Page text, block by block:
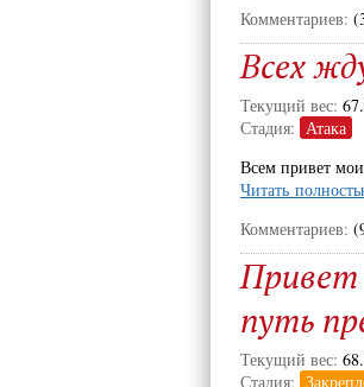
Комментариев:
Всех
Текущий вес:
Стадия: Атака
Всем привет
Читать
Комментариев:
Привет
путь
Текущий вес:
Стадия: